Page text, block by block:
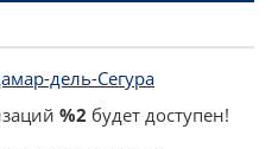
дель-Сегура
%2 будет доступен!